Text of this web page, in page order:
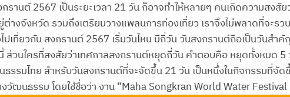
านต์ 2567 เป็นระยะเวลา 21 วัน ก็อาจทำให้หลายๆ คนเกิดความสงสั
างจังหวัด รวมถึงเตรียมวางแพลนการท่องเที่ยว เราจึงไม่พลาดที่จะ
เที่ยวกัน สงกรานต์ 2567 เริ่มวันไหน มีกี่วัน วันสงกรานต์ถือเป็นวันสำคั
ส่วนใครที่สงสัยว่าเทศกาลสงกรานต์หยุดกี่วัน คำตอบคือ หยุดทั้งหมด 5
รมไทย สำหรับวันสงกรานต์ที่จะจัดขึ้น 21 วัน เป็นหนึ่งในกิจกรรมที่จัดขึ้
วัฒนธรรม โดยใช้ชื่อว่า งาน “Maha Songkran World Water